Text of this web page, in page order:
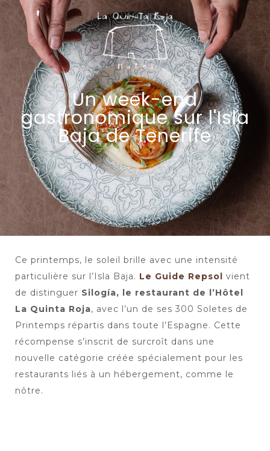
Un week-end
gastronomique sur l'Isla
Baja de Tenerife
Ce printemps, le soleil brille avec une intensité
particulière sur l’Isla Baja. Le Guide Repsol vient
de distinguer Silogía, le restaurant de l’Hôtel
La Quinta Roja, avec l’un de ses 300 Soletes de
Printemps répartis dans toute l’Espagne. Cette
récompense s’inscrit de surcroît dans une
nouvelle catégorie créée spécialement pour les
restaurants liés à un hébergement, comme le
nôtre.